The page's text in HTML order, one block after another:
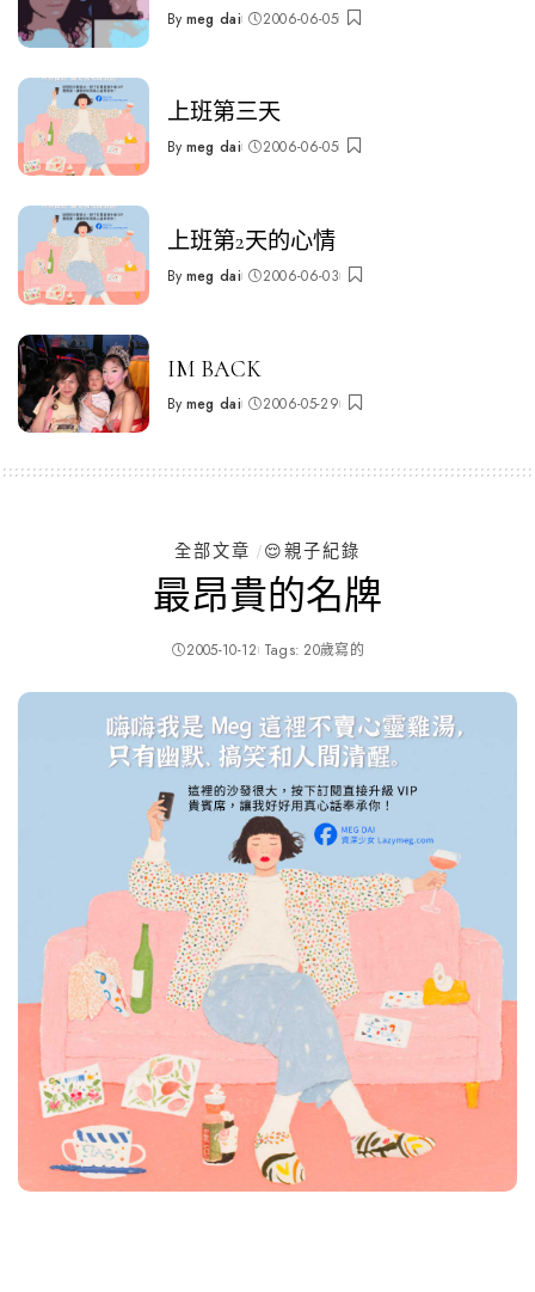
Posted
By meg dai 2006-06-05
上班第三天
Posted
By meg dai 2006-06-05
上班第2天的心情
Posted
By meg dai 2006-06-03
IM BACK
Posted
By meg dai 2006-05-29
全部文章 😌親子紀錄
最昂貴的名牌
2005-10-12 Tags: 20歲寫的